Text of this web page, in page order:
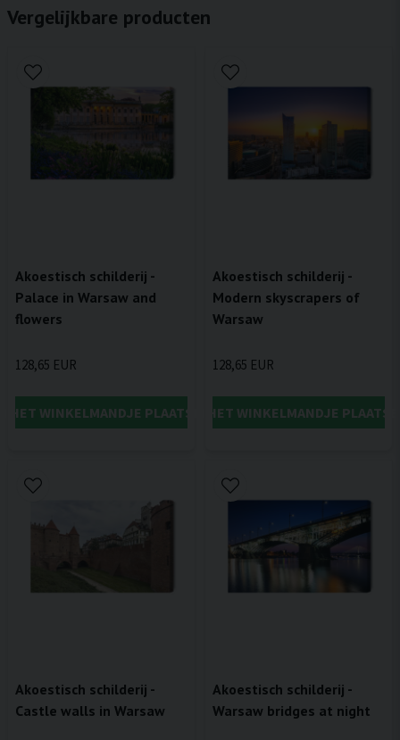
Vergelijkbare producten
Akoestisch schilderij -
Palace in Warsaw and
flowers
128,65 EUR
HET WINKELMANDJE PLAATSEN
Akoestisch schilderij -
Modern skyscrapers of
Warsaw
128,65 EUR
IN HET WINKELMANDJE
Akoestisch schilderij -
Castle walls in Warsaw
Akoestisch schilderij -
Warsaw bridges at night